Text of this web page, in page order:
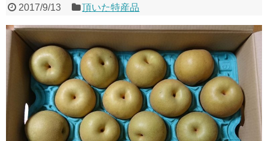
2017/9/13 頂いた特産品